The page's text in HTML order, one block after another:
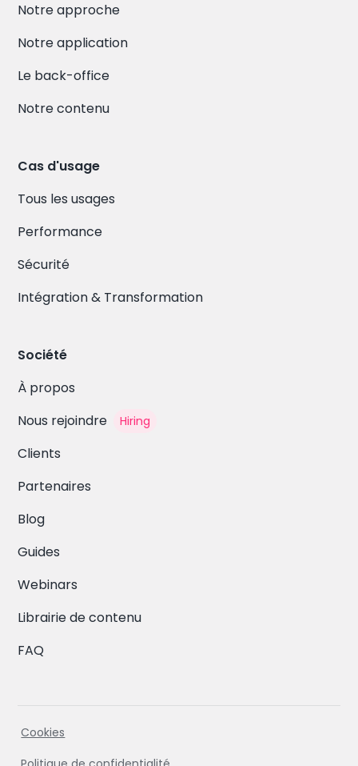
Notre approche
Notre application
Le back-office
Notre contenu
Cas d'usage
Tous les usages
Performance
Sécurité
Intégration & Transformation
Société
À propos
Nous rejoindre
Hiring
Clients
Partenaires
Blog
Guides
Webinars
Librairie de contenu
FAQ
Cookies